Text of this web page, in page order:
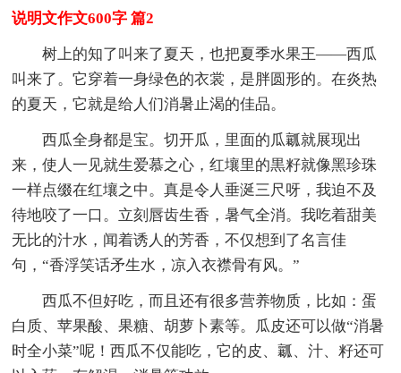
说明文作文600字 篇2
树上的知了叫来了夏天，也把夏季水果王——西瓜
叫来了。它穿着一身绿色的衣裳，是胖圆形的。在炎热
的夏天，它就是给人们消暑止渴的佳品。
西瓜全身都是宝。切开瓜，里面的瓜瓤就展现出
来，使人一见就生爱慕之心，红壤里的黒籽就像黑珍珠
一样点缀在红壤之中。真是令人垂涎三尺呀，我迫不及
待地咬了一口。立刻唇齿生香，暑气全消。我吃着甜美
无比的汁水，闻着诱人的芳香，不仅想到了名言佳
句，“香浮笑话矛生水，凉入衣襟骨有风。”
西瓜不但好吃，而且还有很多营养物质，比如：蛋
白质、苹果酸、果糖、胡萝卜素等。瓜皮还可以做“消暑
时全小菜”呢！西瓜不仅能吃，它的皮、瓤、汁、籽还可